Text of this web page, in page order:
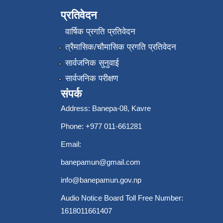
प्रतिवेदन
वार्षिक प्रगति प्रतिवेदन
त्रैमासिक/चौमासिक प्रगति प्रतिवेदन
सार्वजनिक सुनुवाई
सार्वजनिक परीक्षण
संपर्क
Address: Banepa-08, Kavre
Phone: +977 011-661281
Email:
banepamun@gmail.com
info@banepamun.gov.np
Audio Notice Board Toll Free Number:
1618011661407